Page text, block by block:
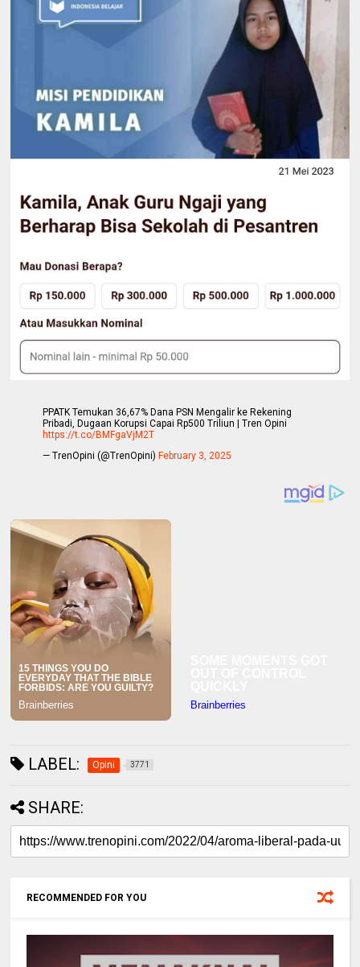
PPATK Temukan 36,67% Dana PSN Mengalir ke Rekening
Pribadi, Dugaan Korupsi Capai Rp500 Triliun | Tren Opini
https://t.co/BMFgaVjM2T
— TrenOpini (@TrenOpini)February 3, 2025
LABEL: Opini 3771
SHARE:
RECOMMENDED FOR YOU